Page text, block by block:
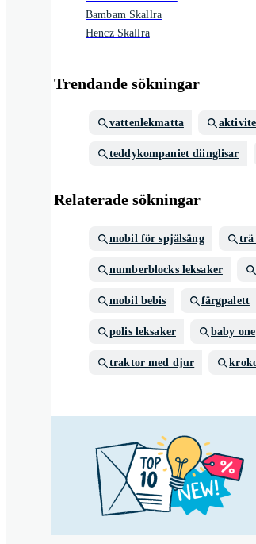
Bambam Skallra
Hencz Skallra
Trendande sökningar
vattenlekmatta
teddykompaniet diinglisar
Relaterade sökningar
mobil för spjälsäng trä
numberblocks leksaker
mobil bebis färgpalett
polis leksaker baby one
traktor med djur